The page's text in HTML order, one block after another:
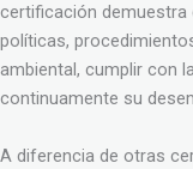
certificación demuestra
políticas,
ambiental, cumplir con
continuamente su
A diferencia de otras